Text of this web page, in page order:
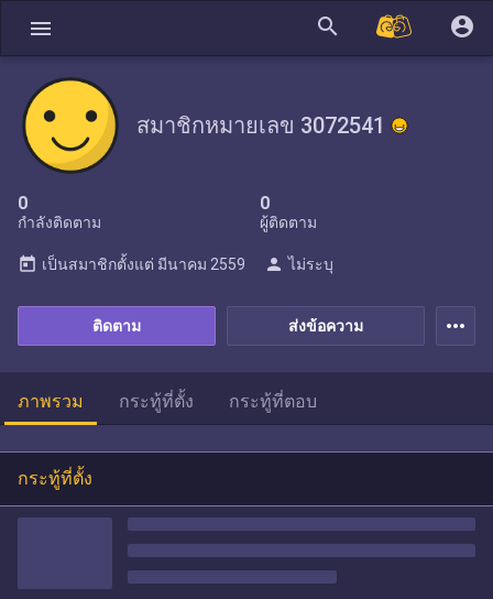
menu search account_circle
สมาชิกหมายเลข 3072541
0
กำลังติดตาม
0
ผู้ติดตาม
ส่งข้อความ
ติดตาม
today เป็นสมาชิกตั้งแต่ มีนาคม 2559 person ไม่ระบุ
more_horiz
ภาพรวม กระทู้ที่ตั้ง กระทู้ที่ตอบ
กระทู้ที่ตั้ง